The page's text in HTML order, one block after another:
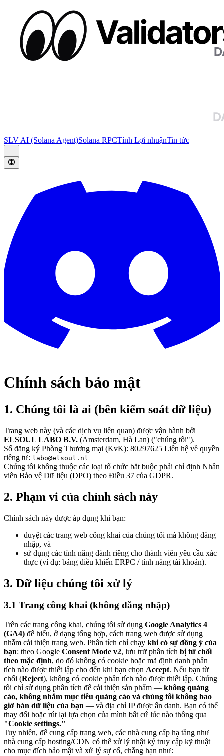
SLV AI (Solana Agent)Solana RPCTính Lợi nhuậnTin tức
Chính sách bảo mật
1. Chúng tôi là ai (bên kiểm soát dữ liệu)
Trang web này (và các dịch vụ liên quan) được vận hành bởi
ELSOUL LABO B.V. (Amsterdam, Hà Lan) ("chúng tôi").
Số đăng ký Phòng Thương mại (KvK): 80297625 Liên hệ về quyền
riêng tư: labo@elsoul.nl
Chúng tôi không thuộc các loại tổ chức bắt buộc phải chỉ định Nhân
viên Bảo vệ Dữ liệu (DPO) theo Điều 37 của GDPR.
2. Phạm vi của chính sách này
Chính sách này được áp dụng khi bạn:
duyệt các trang web công khai của chúng tôi mà không đăng
nhập, và
sử dụng các tính năng dành riêng cho thành viên yêu cầu xác
thực (ví dụ: bảng điều khiển ERPC / tính năng tài khoản).
3. Dữ liệu chúng tôi xử lý
3.1 Trang công khai (không đăng nhập)
Trên các trang công khai, chúng tôi sử dụng Google Analytics 4
(GA4) để hiểu, ở dạng tổng hợp, cách trang web được sử dụng
nhằm cải thiện trang web. Phân tích chỉ chạy khi có sự đồng ý của
bạn: theo Google Consent Mode v2, lưu trữ phân tích bị từ chối
theo mặc định, do đó không có cookie hoặc mã định danh phân
tích nào được thiết lập cho đến khi bạn chọn Accept. Nếu bạn từ
chối (Reject), không có cookie phân tích nào được thiết lập. Chúng
tôi chỉ sử dụng phân tích để cải thiện sản phẩm — không quảng
cáo, không nhắm mục tiêu quảng cáo và chúng tôi không bao
giờ bán dữ liệu của bạn — và địa chỉ IP được ẩn danh. Bạn có thể
thay đổi hoặc rút lại lựa chọn của mình bất cứ lúc nào thông qua
"Cookie settings."
Tuy nhiên, để cung cấp trang web, các nhà cung cấp hạ tầng như
nhà cung cấp hosting/CDN có thể xử lý nhật ký truy cập kỹ thuật
cho mục đích bảo mật và xử lý sự cố, chẳng hạn như: